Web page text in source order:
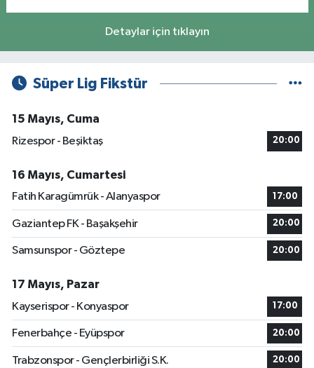
Detaylar için tıklayın
Süper Lig Fikstür
15 Mayıs, Cuma
Rizespor - Beşiktaş
20:00
16 Mayıs, Cumartesi
Fatih Karagümrük - Alanyaspor
17:00
Gaziantep FK - Başakşehir 20:00
Samsunspor - Göztepe 20:00
17 Mayıs, Pazar
Kayserispor - Konyaspor
17:00
Fenerbahçe - Eyüpspor 20:00
Trabzonspor - Gençlerbirliği S.K. 20:00